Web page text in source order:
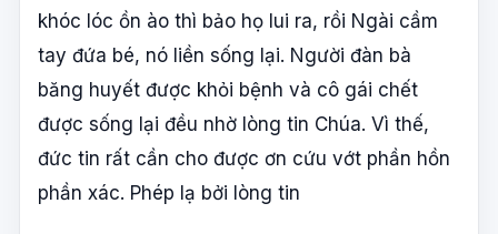
khóc lóc ồn ào thì bảo họ lui ra, rồi Ngài cầm
tay đứa bé, nó liền sống lại. Người đàn bà
băng huyết được khỏi bệnh và cô gái chết
được sống lại đều nhờ lòng tin Chúa. Vì thế,
đức tin rất cần cho được ơn cứu vớt phần hồn
phần xác. Phép lạ bởi lòng tin